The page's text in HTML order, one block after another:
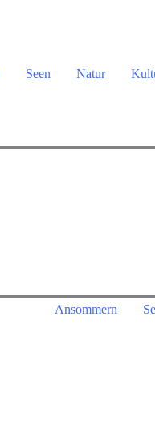
Seen Natur
Ansommern